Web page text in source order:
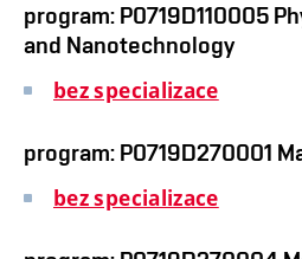
program: P0719D110005
and Nanotechnology
bez specializace
program: P0719D270001
bez specializace